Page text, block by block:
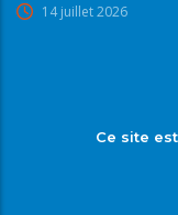
14 juillet 2026
Ce site